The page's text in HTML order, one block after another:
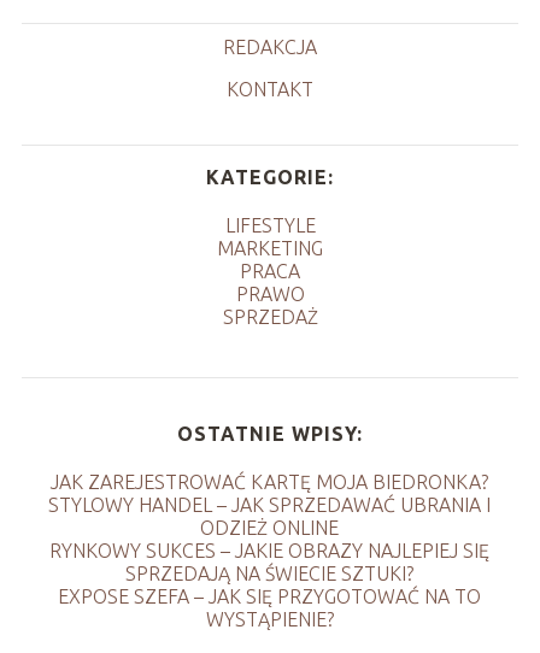
REDAKCJA
KONTAKT
KATEGORIE:
LIFESTYLE
MARKETING
PRACA
PRAWO
SPRZEDAŻ
OSTATNIE WPISY:
JAK ZAREJESTROWAĆ KARTĘ MOJA BIEDRONKA?
STYLOWY HANDEL – JAK SPRZEDAWAĆ UBRANIA I
ODZIEŻ ONLINE
RYNKOWY SUKCES – JAKIE OBRAZY NAJLEPIEJ SIĘ
SPRZEDAJĄ NA ŚWIECIE SZTUKI?
EXPOSE SZEFA – JAK SIĘ PRZYGOTOWAĆ NA TO
WYSTĄPIENIE?